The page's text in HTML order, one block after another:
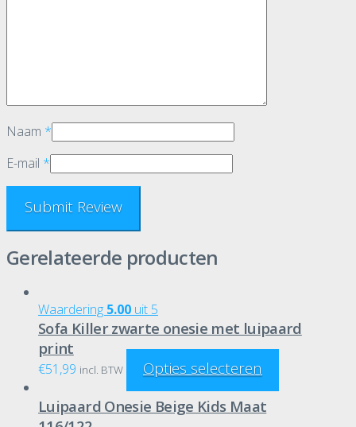
Naam *
E-mail *
Gerelateerde producten
Waardering 5.00 uit 5
Sofa Killer zwarte onesie met luipaard
print
€51,99 incl. BTW Opties selecteren
Luipaard Onesie Beige Kids Maat